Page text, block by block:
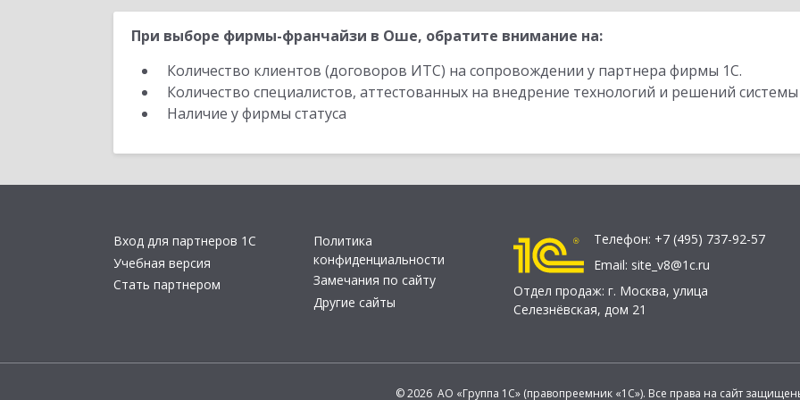
При выборе фирмы-франчайзи в Оше, обратите внимание на:
Количество клиентов (договоров ИТС) на сопровождении у партнера фирмы 1С.
Количество специалистов, аттестованных на внедрение технологий и решений
Наличие у фирмы статуса
Вход для партнеров 1С
Учебная версия
Стать партнером
Политика
конфиденциальности
Замечания по сайту
Другие сайты
Телефон: +7 (495) 737-92-57
Email: site_v8@1c.ru
Отдел продаж: г. Москва, улица
Селезнёвская, дом 21
© 2026 АО «Группа 1С» (правопреемник «1С»). Все права на сайт